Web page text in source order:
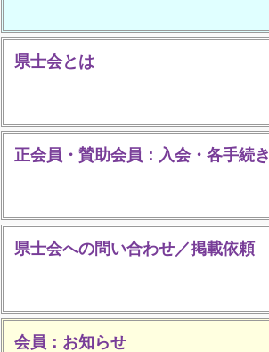
県士会とは
正会員・賛助会員：入会・各手続き
県士会への問い合わせ／掲載依頼
会員：お知らせ